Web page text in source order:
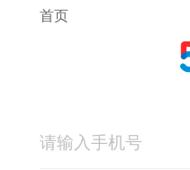
首页